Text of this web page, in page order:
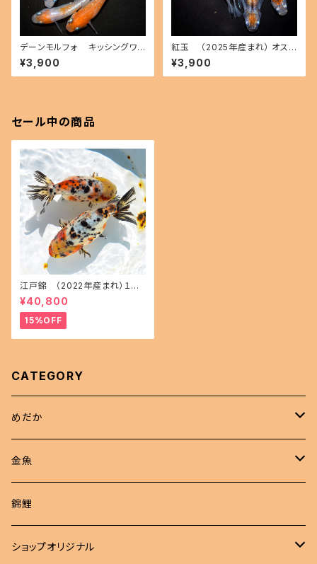
デーンモルフォ キッシングワイ
ドフィン（2026年産まれ） オス2
メス2(現物出品) ikahoff B-0
714-51291-a
¥3,900
紅玉 （2025年産まれ） オス2
メス4(現物出品) ikahoff B-0
511-50401-a
¥3,900
セール中の商品
江戸錦 （2022年産まれ）１５
㎝前後 オス1 メス1(現物出品) i
kahoff AA-1114-32457-a
¥40,800
15%OFF
CATEGORY
めだか
現物商品
成魚
若魚
非選別商品
成魚
金魚
ピンポンパール
現物出品
江戸錦
錦鯉
ショップオリジナル